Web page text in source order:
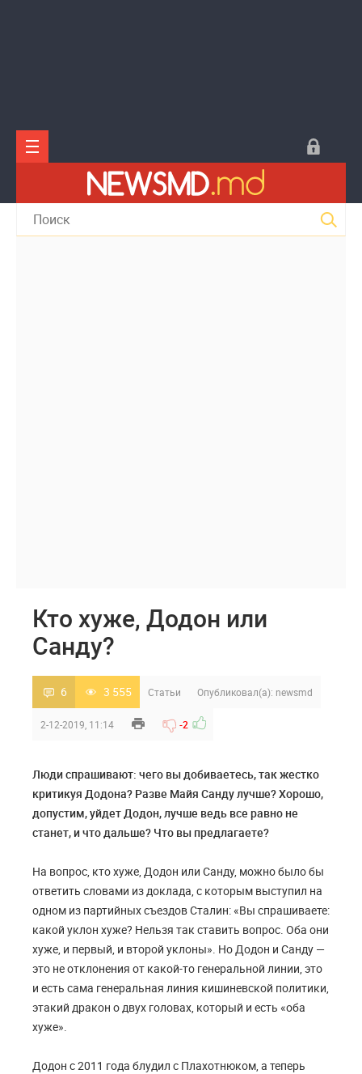
Кто хуже, Додон или
Санду?
6 3 555 Статьи Опубликовал(а): newsmd
2-12-2019, 11:14 -2
Люди спрашивают: чего вы добиваетесь, так жестко
критикуя Додона? Разве Майя Санду лучше? Хорошо,
допустим, уйдет Додон, лучше ведь все равно не
станет, и что дальше? Что вы предлагаете?
На вопрос, кто хуже, Додон или Санду, можно было бы
ответить словами из доклада, с которым выступил на
одном из партийных съездов Сталин: «Вы спрашиваете:
какой уклон хуже? Нельзя так ставить вопрос. Оба они
хуже, и первый, и второй уклоны». Но Додон и Санду —
это не отклонения от какой-то генеральной линии, это
и есть сама генеральная линия кишиневской политики,
этакий дракон о двух головах, который и есть «оба
хуже».
Додон с 2011 года блудил с Плахотнюком, а теперь